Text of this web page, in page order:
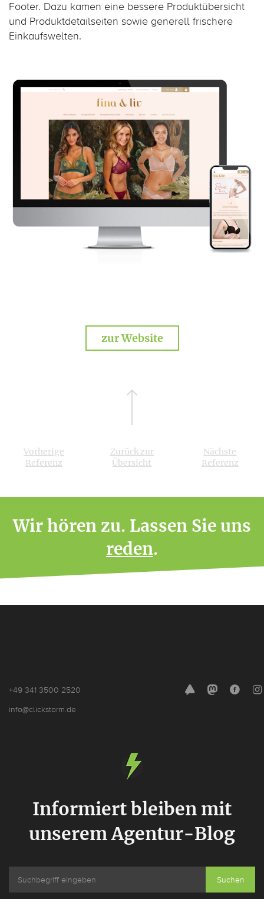
Footer. Dazu kamen eine bessere Produktübersicht
und Produktdetailseiten sowie generell frischere
Einkaufswelten.
zur Website
Vorherige
Referenz
Zurück zur
Übersicht
Nächste
Referenz
Wir hören zu. Lassen Sie uns
reden.
+49 341 3500 2520
info@clnoSpam
ickstorm.de
Informiert bleiben mit
unserem Agentur-Blog
Suchen